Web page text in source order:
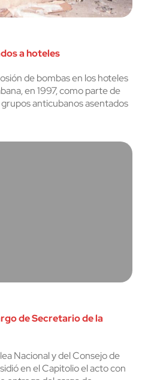
a hoteles
de bombas en los hoteles
en 1997, como parte de
anticubanos asentados
de Secretario de la
Nacional y del Consejo de
en el Capitolio el acto con